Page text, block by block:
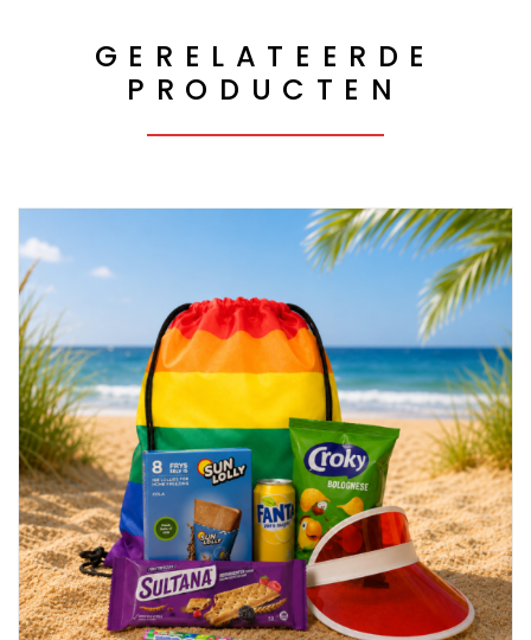
GERELATEERDE
PRODUCTEN